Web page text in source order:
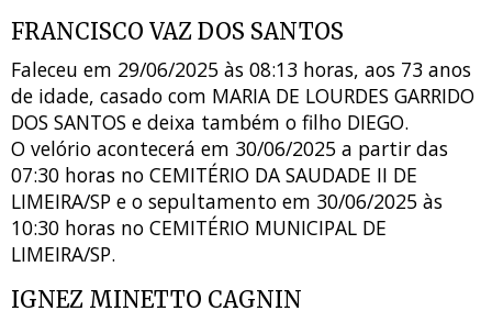
FRANCISCO VAZ DOS SANTOS
Faleceu em 29/06/2025 às 08:13 horas, aos 73 anos
de idade, casado com MARIA DE LOURDES GARRIDO
DOS SANTOS e deixa também o filho DIEGO.
O velório acontecerá em 30/06/2025 a partir das
07:30 horas no CEMITÉRIO DA SAUDADE II DE
LIMEIRA/SP e o sepultamento em 30/06/2025 às
10:30 horas no CEMITÉRIO MUNICIPAL DE
LIMEIRA/SP.
IGNEZ MINETTO CAGNIN